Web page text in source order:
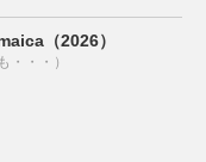
（2026）
・・・）